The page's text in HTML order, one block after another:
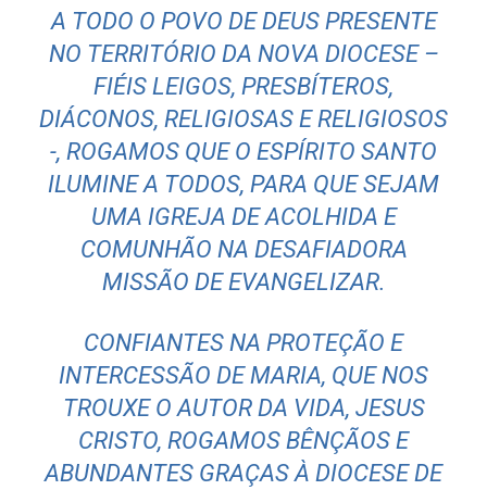
A TODO O POVO DE DEUS PRESENTE
NO TERRITÓRIO DA NOVA DIOCESE –
FIÉIS LEIGOS, PRESBÍTEROS,
DIÁCONOS, RELIGIOSAS E RELIGIOSOS
-, ROGAMOS QUE O ESPÍRITO SANTO
ILUMINE A TODOS, PARA QUE SEJAM
UMA IGREJA DE ACOLHIDA E
COMUNHÃO NA DESAFIADORA
MISSÃO DE EVANGELIZAR.
CONFIANTES NA PROTEÇÃO E
INTERCESSÃO DE MARIA, QUE NOS
TROUXE O AUTOR DA VIDA, JESUS
CRISTO, ROGAMOS BÊNÇÃOS E
ABUNDANTES GRAÇAS À DIOCESE DE